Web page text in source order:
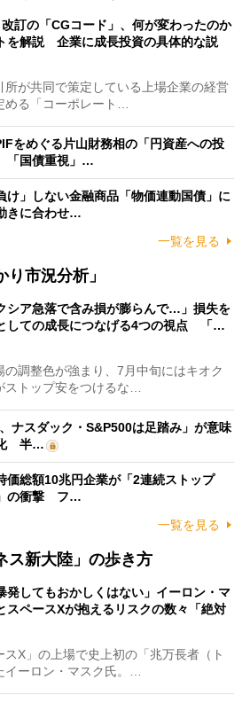
訂の「CGコード」、何が変わったのか
を解説 企業に成長投資の具体的な説
が共同で策定している上場企業の経営
める「コーポレート…
をめぐる片山財務相の「円資産への投
「国債重視」…
け」しない金融商品「物価連動国債」に
きに合わせ…
一覧を見る
市況分析」
シア急落で含み損が膨らんで…」損失を
しての成長につなげる4つの視点 「…
調整色が強まり、7月中旬にはキオク
ストップ安をつけるな…
ナスダック・S&P500は足踏み」が意味
化 半…
価総額10兆円企業が「2連続ストップ
の衝撃 フ…
一覧を見る
ス新大陸」の歩き方
発してもおかしくはない」イーロン・マ
スペースXが抱えるリスクの数々「絶対
X」の上場で史上初の「兆万長者（ト
イーロン・マスク氏。…